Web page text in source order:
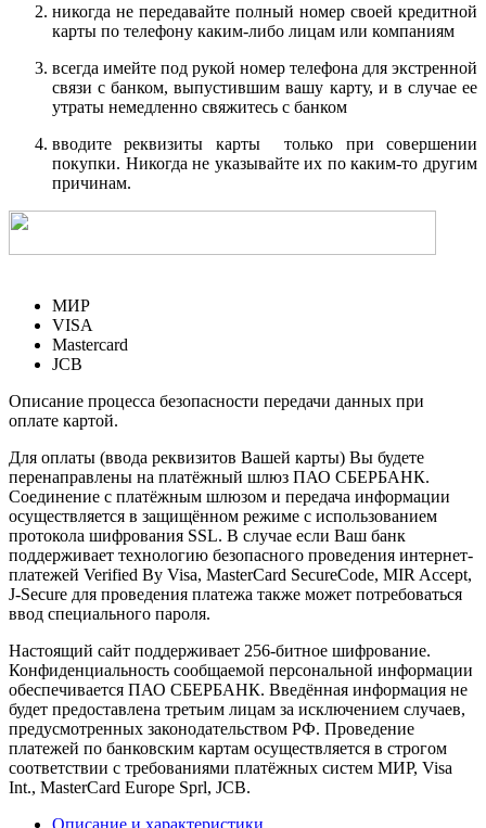
никогда не передавайте полный номер своей кредитной
карты по телефону каким-либо лицам или компаниям
всегда имейте под рукой номер телефона для экстренной
связи с банком, выпустившим вашу карту, и в случае ее
утраты немедленно свяжитесь с банком
вводите реквизиты карты только при совершении
покупки. Никогда не указывайте их по каким-то другим
причинам.
МИР
VISA
Mastercard
JCB
Описание процесса безопасности передачи данных при
оплате картой.
Для оплаты (ввода реквизитов Вашей карты) Вы будете
перенаправлены на платёжный шлюз ПАО СБЕРБАНК.
Соединение с платёжным шлюзом и передача информации
осуществляется в защищённом режиме с использованием
протокола шифрования SSL. В случае если Ваш банк
поддерживает технологию безопасного проведения интернет-
платежей Verified By Visa, MasterCard SecureCode, MIR Accept,
J-Secure для проведения платежа также может потребоваться
ввод специального пароля.
Настоящий сайт поддерживает 256-битное шифрование.
Конфиденциальность сообщаемой персональной информации
обеспечивается ПАО СБЕРБАНК. Введённая информация не
будет предоставлена третьим лицам за исключением случаев,
предусмотренных законодательством РФ. Проведение
платежей по банковским картам осуществляется в строгом
соответствии с требованиями платёжных систем МИР, Visa
Int., MasterCard Europe Sprl, JCB.
Описание и характеристики